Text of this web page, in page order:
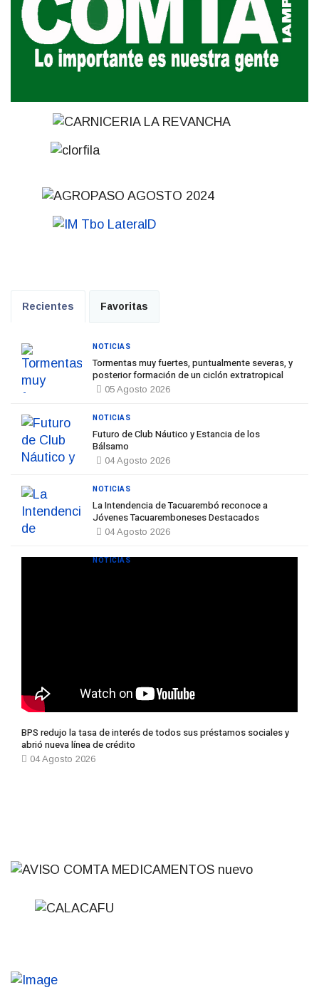
Recientes Favoritas
Tormentas muy fuertes, puntualmente severas, y
posterior formación de un ciclón extratropical
05 Agosto 2026
NOTICIAS
Futuro de Club Náutico y Estancia de los
Bálsamo
04 Agosto 2026
NOTICIAS
La Intendencia de Tacuarembó reconoce a
Jóvenes Tacuaremboneses Destacados
04 Agosto 2026
NOTICIAS
BPS redujo la tasa de interés de todos sus préstamos sociales y
abrió nueva línea de crédito
04 Agosto 2026
NOTICIAS